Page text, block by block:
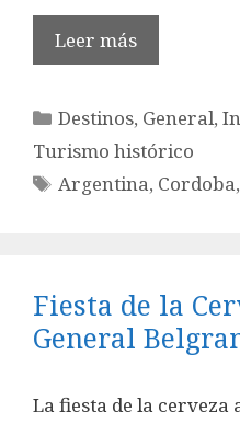
Leer más
Categorías
Destinos, General,
Turismo histórico
Etiquetas
Argentina, Cordoba
Fiesta de la
General
La fiesta de la